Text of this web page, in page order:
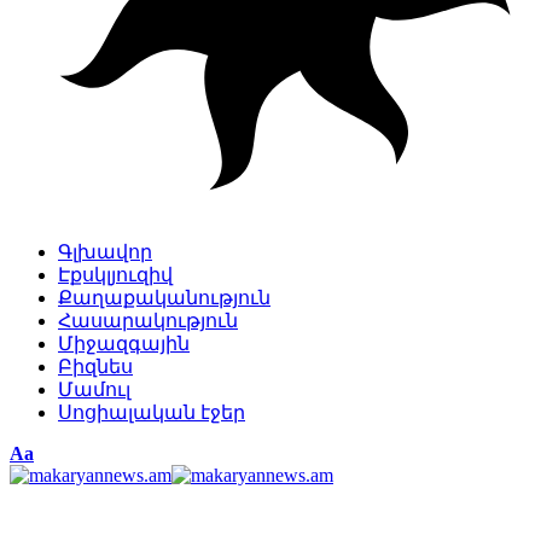
Գլխավոր
Էքսկլյուզիվ
Քաղաքականություն
Հասարակություն
Միջազգային
Բիզնես
Մամուլ
Սոցիալական էջեր
Изменение
размера
Аа